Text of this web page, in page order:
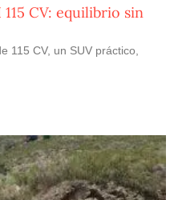
115 CV: equilibrio sin
115 CV, un SUV práctico,